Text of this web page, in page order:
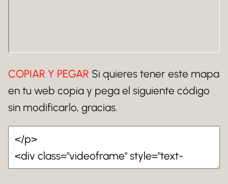
COPIAR Y PEGAR Si quieres tener este mapa
en tu web copia y pega el siguiente código
sin modificarlo, gracias.